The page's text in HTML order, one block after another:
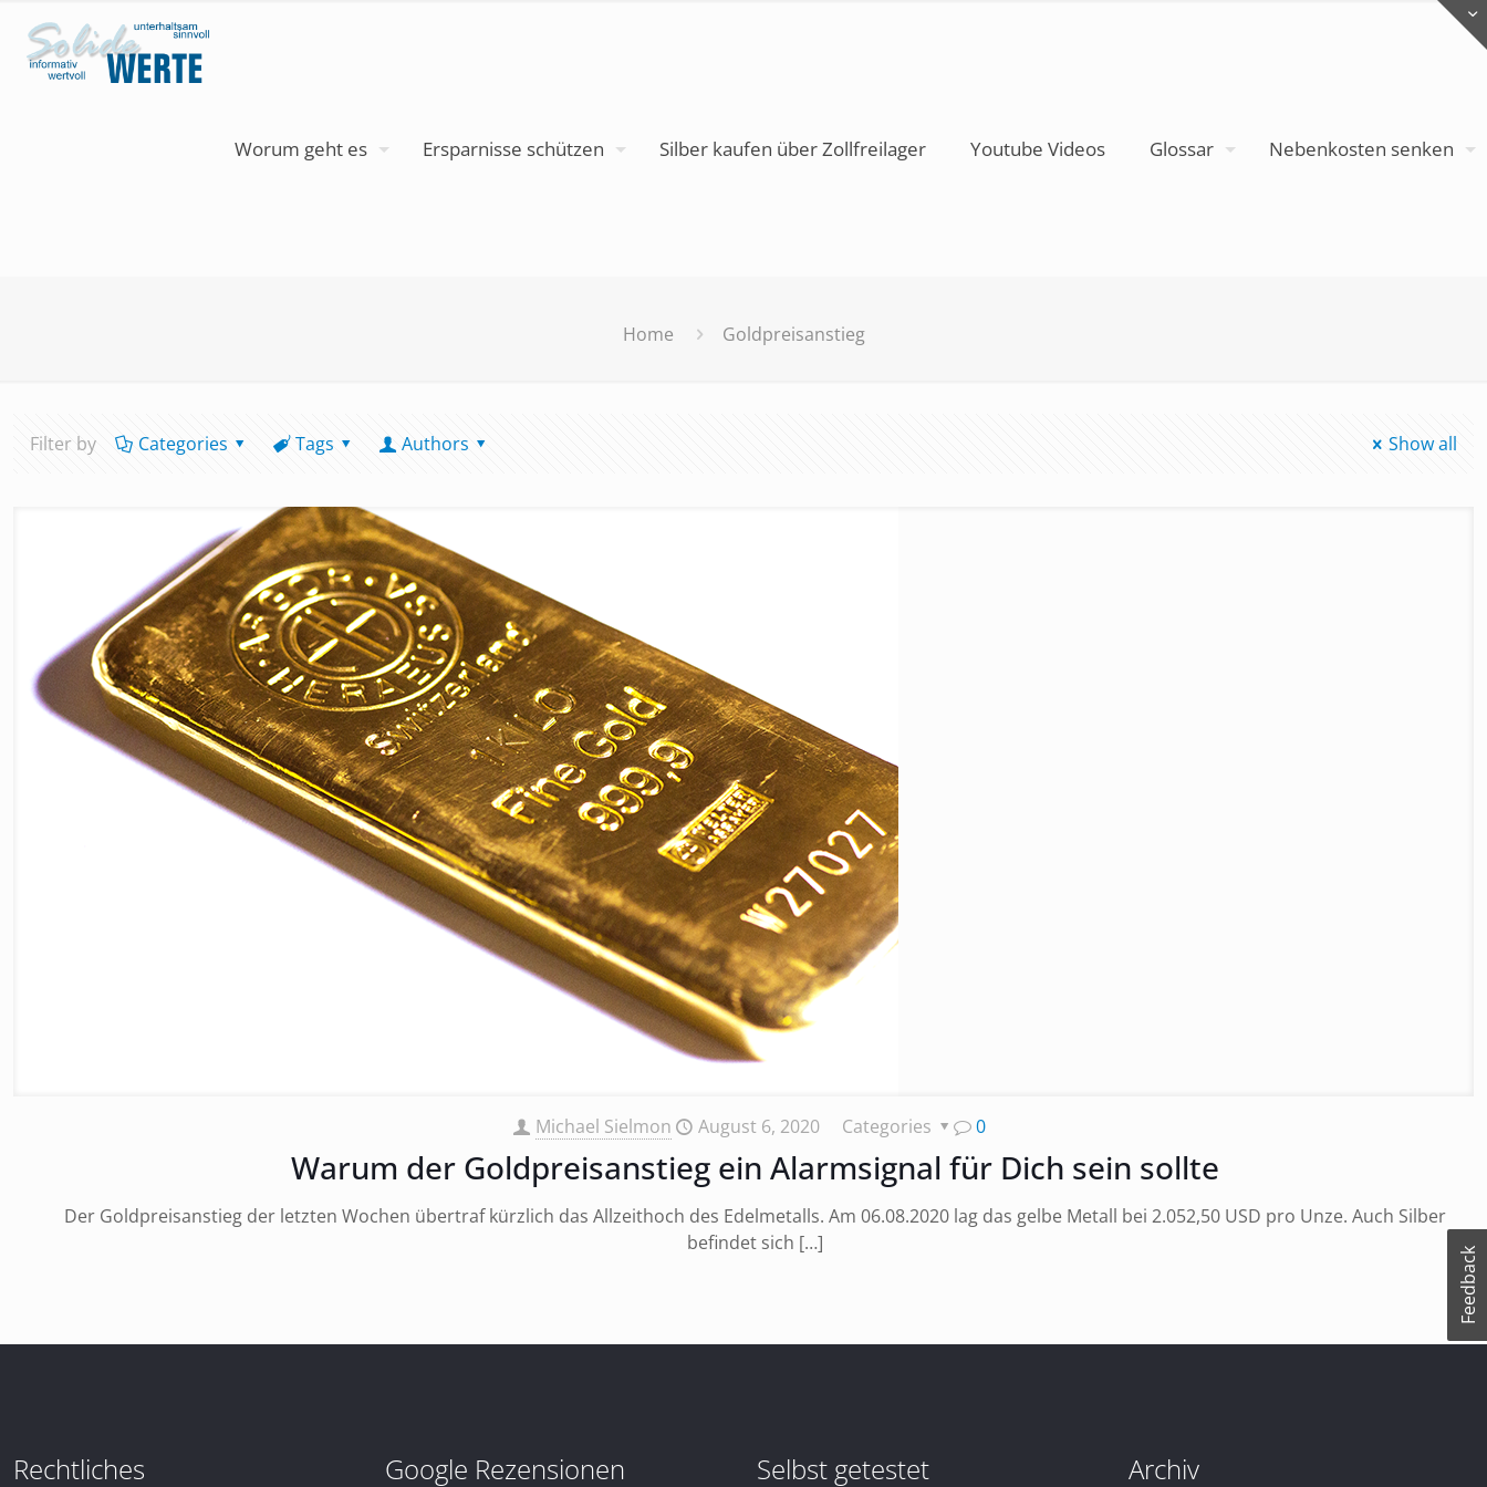
Worum geht es Ersparnisse schützen Silber kaufen über Zollfreilager Youtube Videos Glossar Nebenkosten senken
Home Goldpreisanstieg
Filter by Categories Tags Authors Show all
Michael Sielmon August 6, 2020 Categories 0
Warum der Goldpreisanstieg ein Alarmsignal für Dich sein sollte
Der Goldpreisanstieg der letzten Wochen übertraf kürzlich das Allzeithoch des Edelmetalls. Am 06.08.2020 lag das gelbe Metall bei 2.052,50 USD pro Unze. Auch Silber
befindet sich […]
Rechtliches Google Rezensionen Selbst getestet Archiv
Feedback